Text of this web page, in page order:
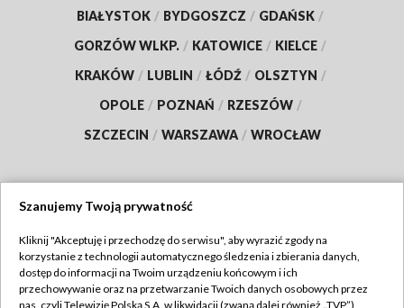
BIAŁYSTOK / BYDGOSZCZ / GDAŃSK /
GORZÓW WLKP. / KATOWICE / KIELCE /
KRAKÓW / LUBLIN / ŁÓDŹ / OLSZTYN /
OPOLE / POZNAŃ / RZESZÓW /
SZCZECIN / WARSZAWA / WROCŁAW
TVP
Abonament TVP
Regulamin TVP
Szanujemy Twoją prywatność
Kliknij "Akceptuję i przechodzę do serwisu", aby wyrazić zgody na
korzystanie z technologii automatycznego śledzenia i zbierania danych,
dostęp do informacji na Twoim urządzeniu końcowym i ich
przechowywanie oraz na przetwarzanie Twoich danych osobowych przez
nas, czyli Telewizję Polską S.A. w likwidacji (zwaną dalej również „TVP”),